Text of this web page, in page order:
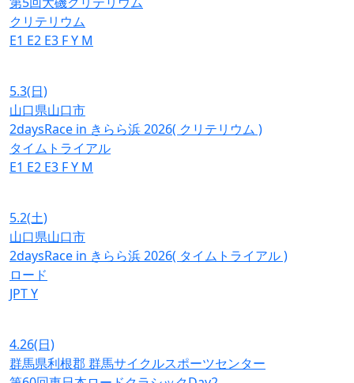
クリテリウム
E1 E2 E3 FY M
5.3(日)
山口県山口市
2daysRace in きらら浜 2026( クリテリウム )
タイムトライアル
E1 E2 E3 FY M
5.2(土)
山口県山口市
2daysRace in きらら浜 2026( タイムトライアル )
ロード
JPTY
4.26(日)
群馬県利根郡 群馬サイクルスポーツセンター